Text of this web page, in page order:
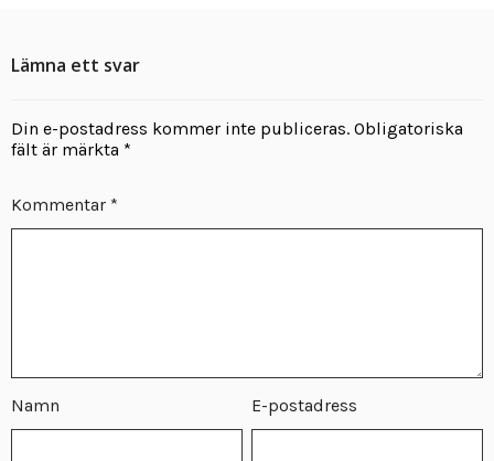
Lämna ett svar
Din e-postadress kommer inte publiceras. Obligatoriska
fält är märkta *
Kommentar *
Namn E-postadress